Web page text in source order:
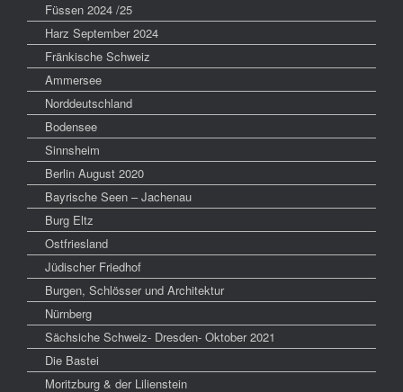
Füssen 2024 /25
Harz September 2024
Fränkische Schweiz
Ammersee
Norddeutschland
Bodensee
Sinnsheim
Berlin August 2020
Bayrische Seen – Jachenau
Burg Eltz
Ostfriesland
Jüdischer Friedhof
Burgen, Schlösser und Architektur
Nürnberg
Sächsiche Schweiz- Dresden- Oktober 2021
Die Bastei
Moritzburg & der Lilienstein